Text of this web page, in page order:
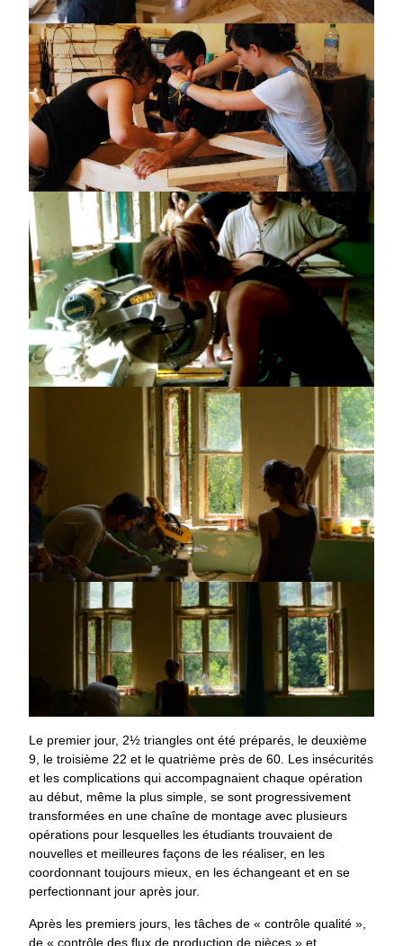
Le premier jour, 2½ triangles ont été préparés, le deuxième
9, le troisième 22 et le quatrième près de 60. Les insécurités
et les complications qui accompagnaient chaque opération
au début, même la plus simple, se sont progressivement
transformées en une chaîne de montage avec plusieurs
opérations pour lesquelles les étudiants trouvaient de
nouvelles et meilleures façons de les réaliser, en les
coordonnant toujours mieux, en les échangeant et en se
perfectionnant jour après jour.
Après les premiers jours, les tâches de « contrôle qualité »,
de « contrôle des flux de production de pièces » et